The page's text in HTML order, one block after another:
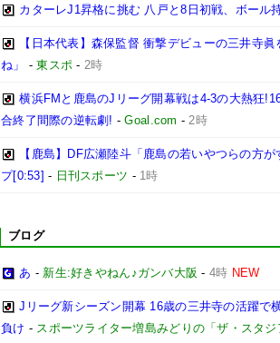
カターレJ1昇格に挑む 八戸と8日初戦、ボール
【日本代表】森保監督 衝撃デビューの三井寺
ね」
-東スポ - 2時
横浜FMと鹿島のJリーグ開幕戦は4-3の大熱狂
合終了間際の逆転劇! -Goal.com -2時
【鹿島】DF広瀬陸斗「鹿島の若いやつらの方
プ[0:53] - 日刊スポーツ - 1時
ブログ
あ - 新生:好きやねん♪ガンバ大阪 - 4時 NEW
Jリーグ新シーズン開幕 16歳の三井寺の活躍で
負け - スポーツライター増島みどりの「ザ・スタジ